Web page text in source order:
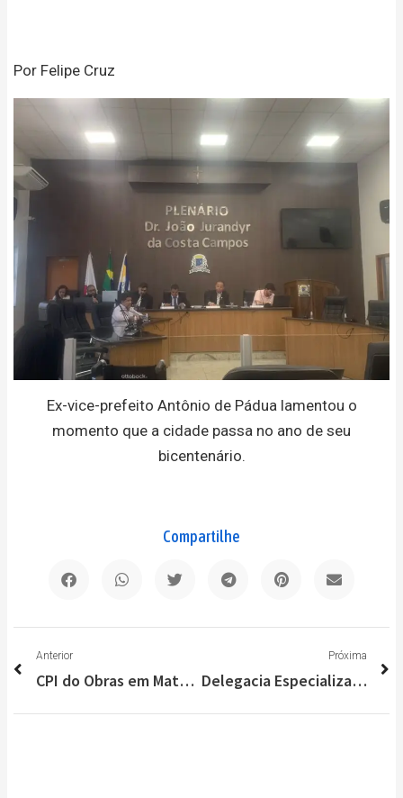
Por Felipe Cruz
Ex-vice-prefeito Antônio de Pádua lamentou o
momento que a cidade passa no ano de seu
bicentenário.
Compartilhe
Anterior
CPI do Obras em Matozinhos; depoente afirma que homem de confiança da Prefeita e de Antônio Divino pedia alteração no valor das notas
Próxima
Delegacia Especializada de Atendimento à Mulher prende pedófilo que violentou crianças e adolescentes durante mais de 10 anos